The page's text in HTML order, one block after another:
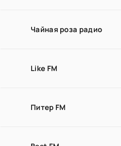
Чайная роза радио
Like FM
Питер FM